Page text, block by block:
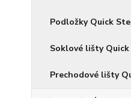
Podložky Quick
Soklové lišty
Prechodové lišty